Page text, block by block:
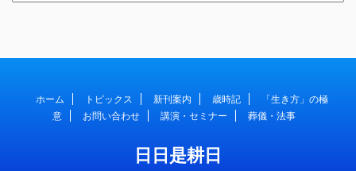
ホーム トピックス 新刊案内 歳時記
「生き方」の極
意
お問い合わせ 講演・セミナー 葬儀・法事
日日是耕日